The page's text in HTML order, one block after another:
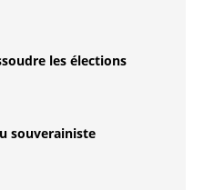
les élections
souverainiste